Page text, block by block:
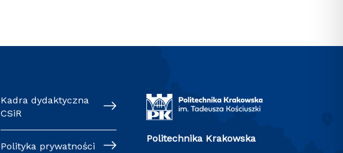
Kadra dydaktyczna
CSiR
Polityka prywatności
Politechnika Krakowska